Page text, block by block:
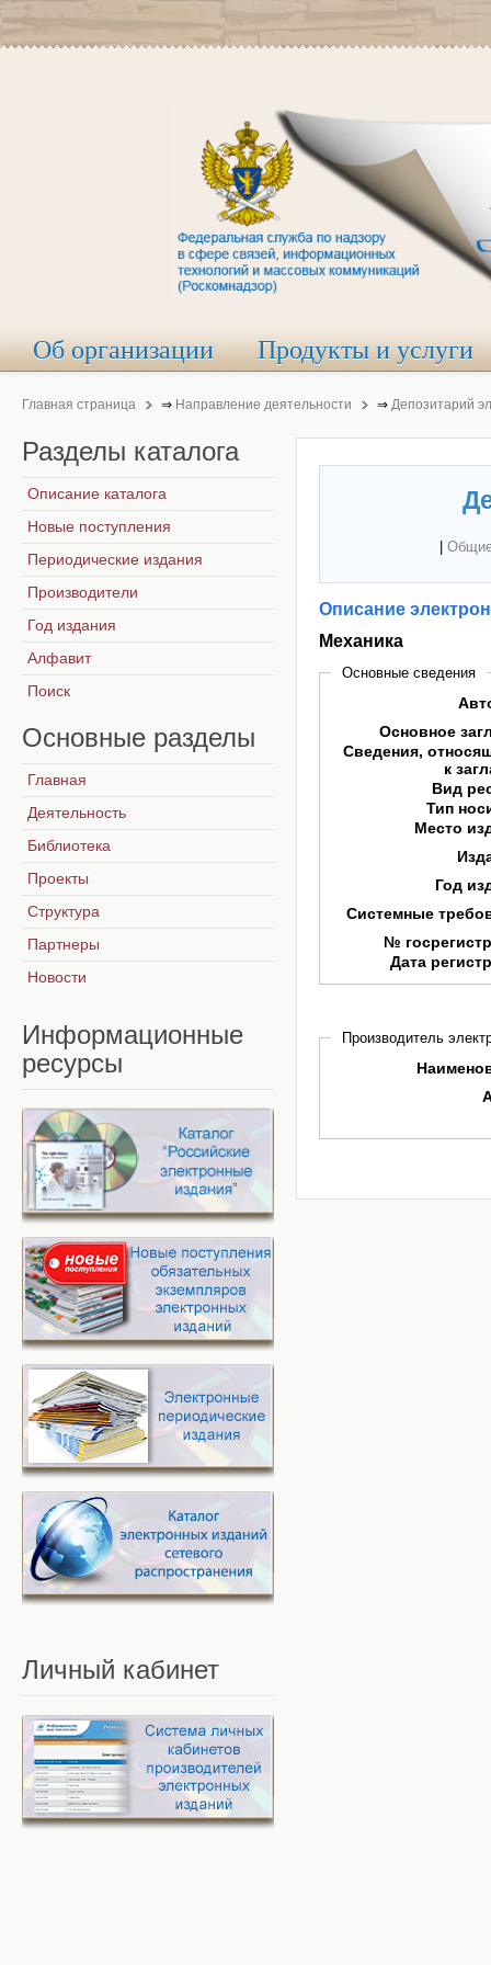
Об организации Продукты и услуги
Главная страница ⇒ Направление деятельности ⇒ Депозитарий
Описание
Механика
Основные сведения
Основное
Сведения,
к
Вид
Тип
Место
Год
Системные
№
Дата
Производитель
Разделы каталога
Описание каталога
Новые поступления
Периодические издания
Производители
Год издания
Алфавит
Поиск
Основные разделы
Главная
Деятельность
Библиотека
Проекты
Структура
Партнеры
Новости
Информационные
ресурсы
Личный кабинет